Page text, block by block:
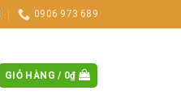
0906 973 689
GIỎ HÀNG / 0₫